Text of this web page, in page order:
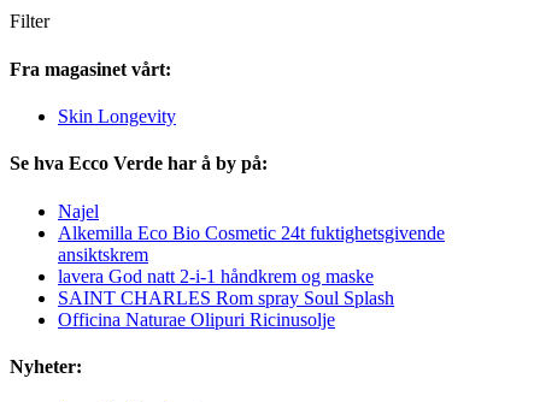
Filter
Fra magasinet vårt:
Skin Longevity
Se hva Ecco Verde har å by på:
Najel
Alkemilla Eco Bio Cosmetic 24t fuktighetsgivende
ansiktskrem
lavera God natt 2-i-1 håndkrem og maske
SAINT CHARLES Rom spray Soul Splash
Officina Naturae Olipuri Ricinusolje
Nyheter: